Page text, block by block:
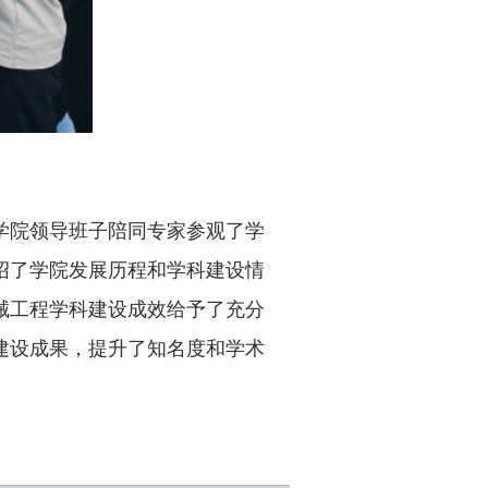
领导班子陪同专家参观了学
了学院发展历程和学科建设情
程学科建设成效给予了充分
设成果，提升了知名度和学术